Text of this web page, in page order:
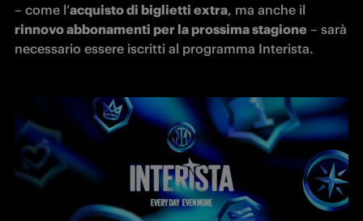
– come l’acquisto di biglietti extra
rinnovo abbonamenti per la prossima stagione – sarà
necessario essere iscritti al programma Interista.